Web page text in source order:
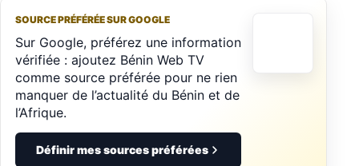
SOURCE PRÉFÉRÉE SUR GOOGLE
Sur Google, préférez une information
vérifiée : ajoutez Bénin Web TV
comme source préférée pour ne rien
manquer de l’actualité du Bénin et de
l’Afrique.
Définir mes sources préférées